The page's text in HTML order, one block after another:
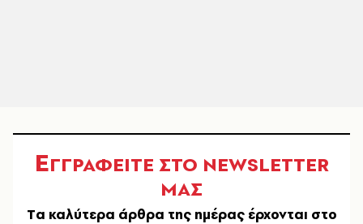
ΕΓΓΡΑΦΕΙΤΕ ΣΤΟ NEWSLETTER
ΜΑΣ
Tα καλύτερα άρθρα της ημέρας έρχονται στο